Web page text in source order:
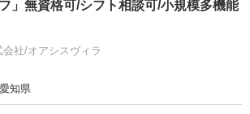
」無資格可/シフト相談可/小規模多機能
社/オアシスヴィラ
知県